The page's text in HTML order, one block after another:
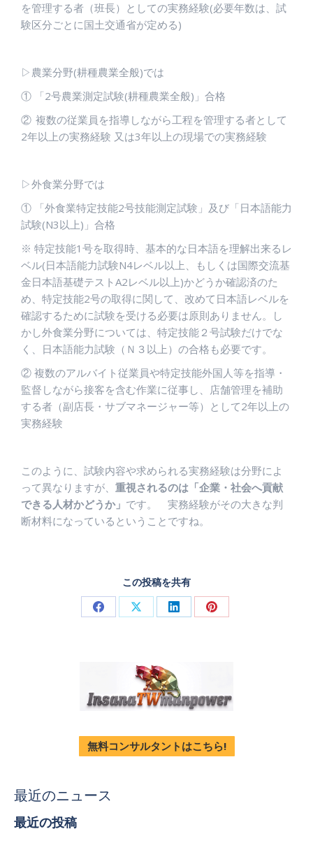
を管理する者（班長）としての実務経験(必要年数は、試
験区分ごとに国土交通省が定める)
▷ 農業分野(耕種農業全般)では
①
「2号農業測定試験(耕種農業全般)」合格
② 複数の従業員を指導しながら工程を管理する者として
2年以上の実務経験 又は3年以上の現場での実務経験
▷外食業分野では
①
「外食業特定技能2号技能測定試験」及び「日本語能力
試験(N3以上)」合格
※ 特定技能1 号を取得時、基本的な日本語を理解出来るレ
ベル(日本語能力試験N4レベル以上、もしくは国際交流基
金日本語基礎テスト A2レベル以上)かどうか確認済のた
め、特定技能2号の取得に関して、改めて日本語レベルを
確認するために試験を受ける必要は原則ありません。し
かし外食業分野については、特定技能２号試験だけでな
く、日本語能力試験（Ｎ３以上）の合格も必要です。
② 複数のアルバイト従業員や特定技能外国人等を指導・
監督しながら接客を含む作業に従事し、店舗管理を補助
する者（副店長・サブマネージャー等）として2年以上の
実務経験
このように、試験内容や求められる実務経験は分野によ
って異なりますが、 重視されるのは「企業・社会へ貢献
できる人材かどうか」 です。 実務経験がその大きな判
断材料になっているということですね。
この投稿を共有
無料コンサルタントはこちら!
最近のニュース
最近の投稿